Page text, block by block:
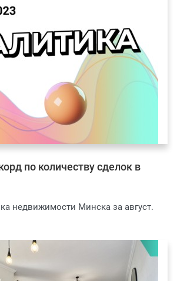
по количеству сделок в
недвижимости Минска за август.